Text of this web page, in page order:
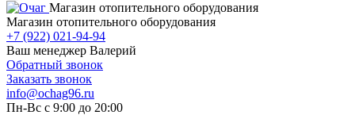
Магазин отопительного оборудования
Магазин отопительного оборудования
+7 (922) 021-94-94
Ваш менеджер Валерий
Обратный звонок
Заказать звонок
info@ochag96.ru
Пн-Вс с 9:00 до 20:00